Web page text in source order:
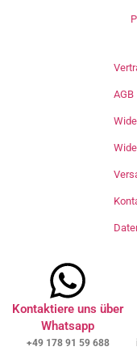
AGB
Kontaktiere uns über
Whatsapp
+49 178 91 59 688